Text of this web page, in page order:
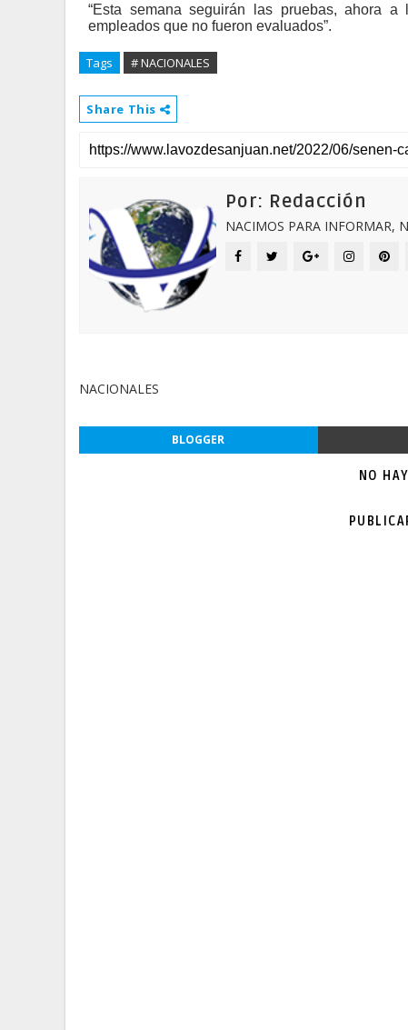
“Esta semana seguirán las pruebas, ahora
empleados que no fueron evaluados”.
Tags # NACIONALES
Share This
Por: Redacción
NACIMOS PARA INFORMAR,
NACIONALES
BLOGGER
NO